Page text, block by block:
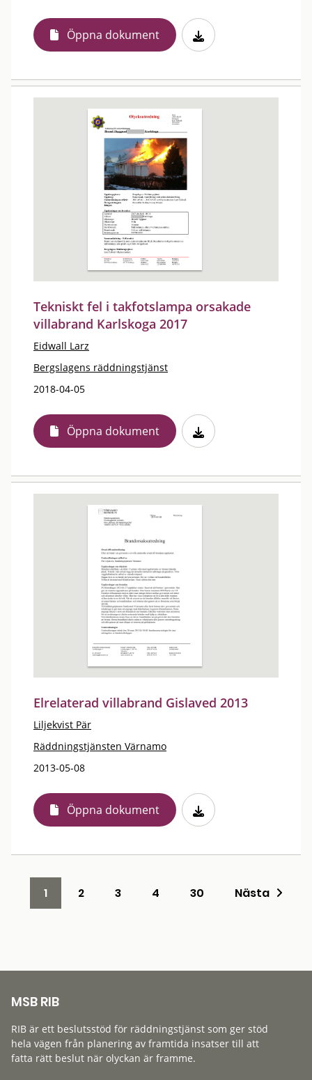
Öppna dokument
Tekniskt fel i takfotslampa orsakade
villabrand Karlskoga 2017
Eidwall Larz
Bergslagens räddningstjänst
2018-04-05
Öppna dokument
Elrelaterad villabrand Gislaved 2013
Liljekvist Pär
Räddningstjänsten Värnamo
2013-05-08
Öppna dokument
1 2 3 4 30 Nästa
MSB RIB
RIB är ett beslutsstöd för räddningstjänst som ger stöd
hela vägen från planering av framtida insatser till att
fatta rätt beslut när olyckan är framme.